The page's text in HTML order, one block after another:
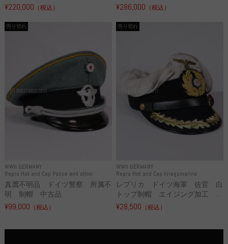
¥220,000 （税込） ¥286,000 （税込）
WWII GERMANY
Repro Hat and Cap Police and other
売り切れ
真贋不明品 ドイツ警察 所属不
明 制帽 中古品
¥99,000 （税込）
WWII GERMANY
Repro Hat and Cap Kriegsmarine
売り切れ
レプリカ ドイツ海軍 佐官 白
トップ制帽 エイジング加工 ...
¥28,500 （税込）